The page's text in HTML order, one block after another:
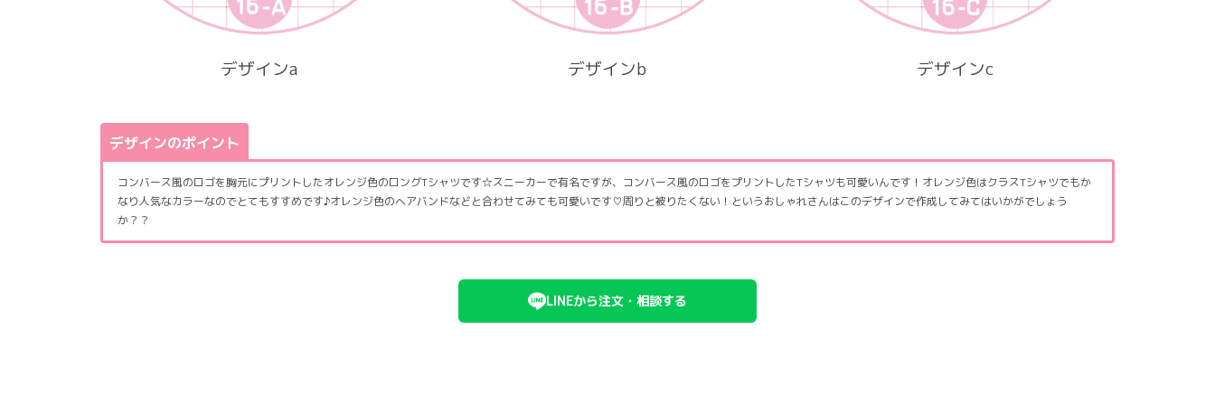
デザインa デザインb デザインc
デザインのポイント
コンバース風のロゴを胸元にプリントしたオレンジ色のロングTシャツです☆スニーカーで有名ですが、コンバース風のロゴをプリントしたTシャツも可愛いんです！オレンジ色はクラスTシャツでもか
なり人気なカラーなのでとてもすすめです♪オレンジ色のヘアバンドなどと合わせてみても可愛いです♡周りと被りたくない！というおしゃれさんはこのデザインで作成してみてはいかがでしょう
か？？
LINEから注文・相談する